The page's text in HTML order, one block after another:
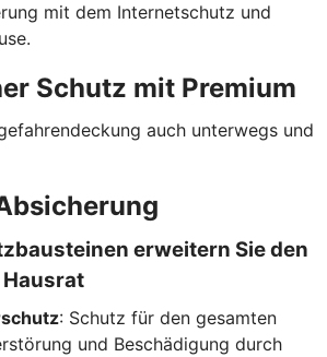
mit dem Internetschutz und
Schutz mit Premium
auch unterwegs und
erweitern Sie den
: Schutz für den gesamten
und Beschädigung durch